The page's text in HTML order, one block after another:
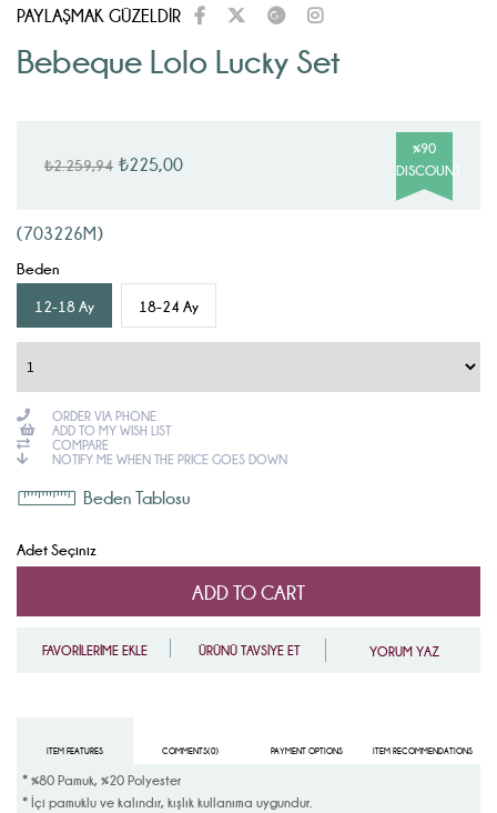
PAYLAŞMAK GÜZELDİR
Bebeque Lolo Lucky Set
₺2.259,94 ₺225,00
%90
DISCOUNT
(703226M)
Beden
12-18 Ay 18-24 Ay
ORDER VIA PHONE
ADD TO MY WISH LIST
COMPARE
NOTIFY ME WHEN THE PRICE GOES DOWN
Beden Tablosu
Adet Seçiniz
ÜRÜNÜ TAVSİYE ET
FAVORİLERİME EKLE YORUM YAZ
ITEM FEATURES COMMENTS(0) PAYMENT OPTIONS ITEM RECOMMENDATIONS
* %80 Pamuk, %20 Polyester
* İçi pamuklu ve kalındır, kışlık kullanıma uygundur.